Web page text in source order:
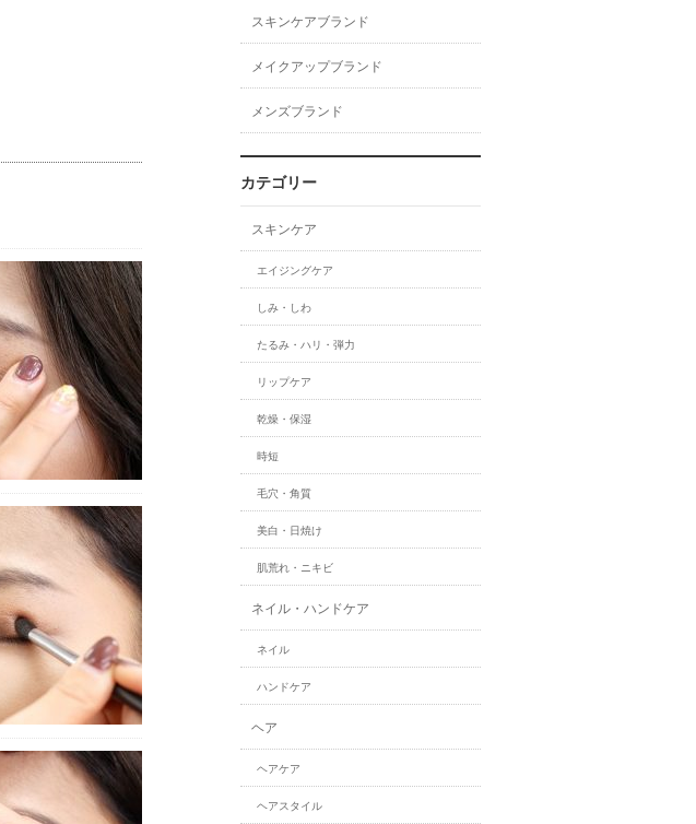
スキンケアブランド
メイクアップブランド
メンズブランド
カテゴリー
スキンケア
エイジングケア
しみ・しわ
たるみ・ハリ・弾力
リップケア
乾燥・保湿
時短
毛穴・角質
美白・日焼け
肌荒れ・ニキビ
ネイル・ハンドケア
ネイル
ハンドケア
ヘア
ヘアケア
ヘアスタイル